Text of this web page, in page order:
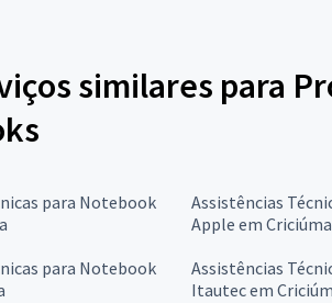
similares para
para Notebook
Assistências
Apple em Criciúma
para Notebook
Assistências
Itautec em